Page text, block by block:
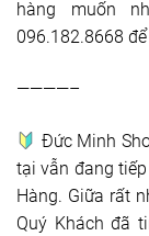
hàng muốn
096.182.8668
————–
Đức Minh
tại vẫn đang
Hàng. Giữa rất
Quý Khách đã